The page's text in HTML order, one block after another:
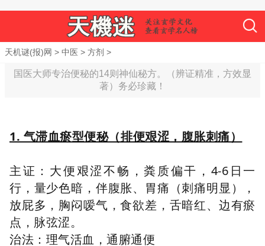
天机谜(报)网 > 中医 > 方剂 >
国医大师专治便秘的14则神仙秘方。（辨证精准，方效显
著）务必珍藏！
1. 气滞血瘀型便秘（排便艰涩，腹胀刺痛）
主证：大便艰涩不畅，粪质偏干，4-6日一
行，量少色暗，伴腹胀、胃痛（刺痛明显），
放屁多，胸闷嗳气，食欲差，舌暗红、边有瘀
点，脉弦涩。
治法：理气活血，通腑通便